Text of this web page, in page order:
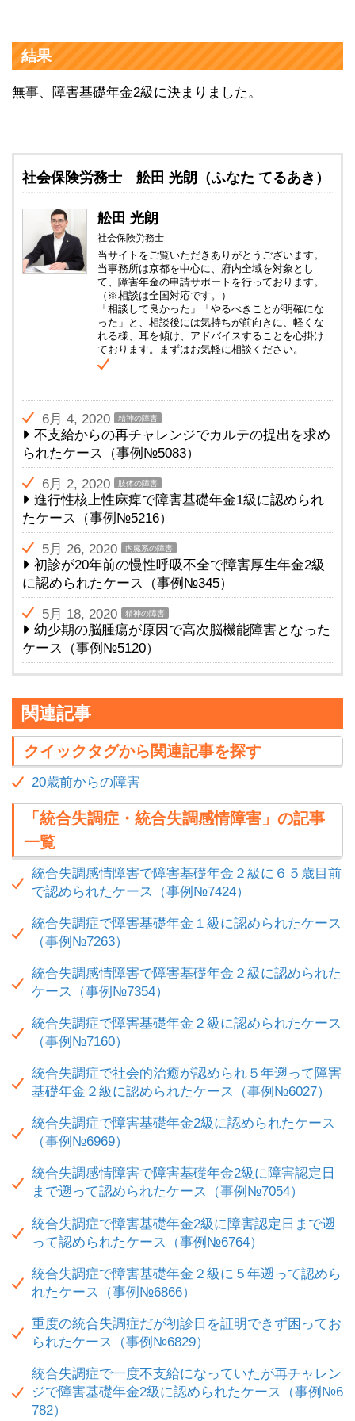
結果
無事、障害基礎年金2級に決まりました。
社会保険労務士 舩田 光朗（ふなた てるあき）
舩田 光朗
社会保険労務士
当サイトをご覧いただきありがとうございます。
当事務所は京都を中心に、府内全域を対象とし
て、障害年金の申請サポートを行っております。
（※相談は全国対応です。）
「相談して良かった」「やるべきことが明確にな
った」と、相談後には気持ちが前向きに、軽くな
れる様、耳を傾け、アドバイスすることを心掛け
ております。まずはお気軽に相談ください。
6月 4, 2020 精神の障害
不支給からの再チャレンジでカルテの提出を求め
られたケース（事例№5083）
6月 2, 2020 肢体の障害
進行性核上性麻痺で障害基礎年金1級に認められ
たケース（事例№5216）
5月 26, 2020 内臓系の障害
初診が20年前の慢性呼吸不全で障害厚生年金2級
に認められたケース（事例№345）
5月 18, 2020 精神の障害
幼少期の脳腫瘍が原因で高次脳機能障害となった
ケース（事例№5120）
関連記事
クイックタグから関連記事を探す
20歳前からの障害
「統合失調症・統合失調感情障害」の記事
一覧
統合失調感情障害で障害基礎年金２級に６５歳目前
で認められたケース（事例№7424）
統合失調症で障害基礎年金１級に認められたケース
（事例№7263）
統合失調感情障害で障害基礎年金２級に認められた
ケース（事例№7354）
統合失調症で障害基礎年金２級に認められたケース
（事例№7160）
統合失調症で社会的治癒が認められ５年遡って障害
基礎年金２級に認められたケース（事例№6027）
統合失調症で障害基礎年金2級に認められたケース
（事例№6969）
統合失調感情障害で障害基礎年金2級に障害認定日
まで遡って認められたケース（事例№7054）
統合失調症で障害基礎年金2級に障害認定日まで遡
って認められたケース（事例№6764）
統合失調症で障害基礎年金２級に５年遡って認めら
れたケース（事例№6866）
重度の統合失調症だが初診日を証明できず困ってお
られたケース（事例№6829）
統合失調症で一度不支給になっていたが再チャレン
ジで障害基礎年金2級に認められたケース（事例№6
782）